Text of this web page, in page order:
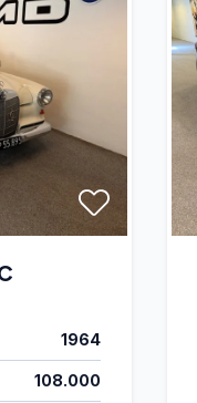
1964
108.000